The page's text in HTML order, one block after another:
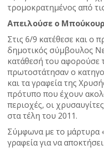
τρομοκρατημένος από
Απειλoύσε ο
Στις 6/9 κατέθεσε και ο
δημοτικός σύμβουλος
κατάθεσή του αφορούσε
πρωτοστάτησαν ο
και τα γραφεία της
πρότυπο που έχουν
περιοχές, οι
στα τέλη του 2011.
Σύμφωνα με το μάρτυρα
γραφεία για να